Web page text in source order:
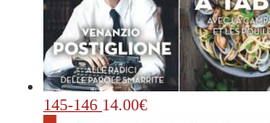
145-146 14.00€